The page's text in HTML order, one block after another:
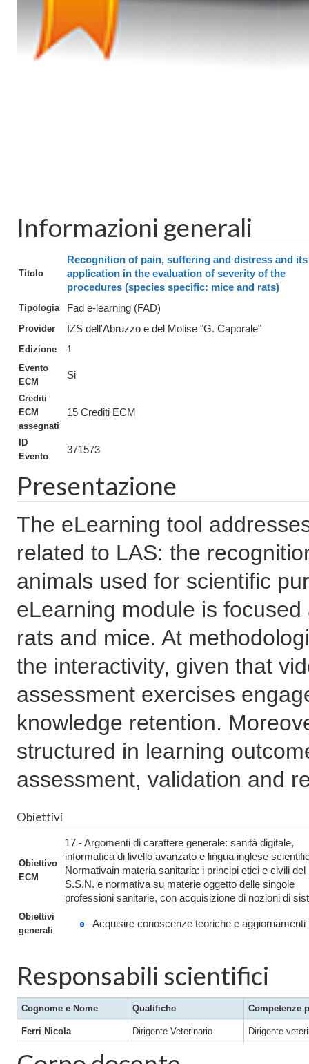
Informazioni generali
Titolo
Recognition of pain, suffering and distress and its
application in the evaluation of severity of the
procedures (species specific: mice and rats)
Tipologia Fad e-learning (FAD)
Provider IZS dell'Abruzzo e del Molise "G. Caporale"
Edizione
1
Evento
ECM
Si
Crediti
ECM
assegnati
15 Crediti ECM
ID
Evento
371573
Presentazione
The eLearning tool
related to LAS: the
animals used for scientific
eLearning module is focused
rats and mice. At
the interactivity, given that
assessment exercises
knowledge retention.
structured in learning
assessment, validation and
Obiettivi
Obiettivo
ECM
17 - Argomenti di carattere generale: sanità digitale,
informatica di livello avanzato e lingua inglese
Normativain materia sanitaria: i principi etici e civili del
S.S.N. e normativa su materie oggetto delle singole
professioni sanitarie, con acquisizione di nozioni di
Obiettivi
generali
Acquisire conoscenze teoriche e aggiornamenti
Responsabili scientifici
Cognome e Nome Qualifiche Competenze
Ferri Nicola Dirigente Veterinario Dirigente